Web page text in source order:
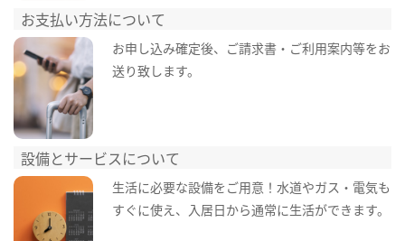
お支払い方法について
お申し込み確定後、ご請求書・ご利用案内等をお
送り致します。
設備とサービスについて
生活に必要な設備をご用意！水道やガス・電気も
すぐに使え、入居日から通常に生活ができます。